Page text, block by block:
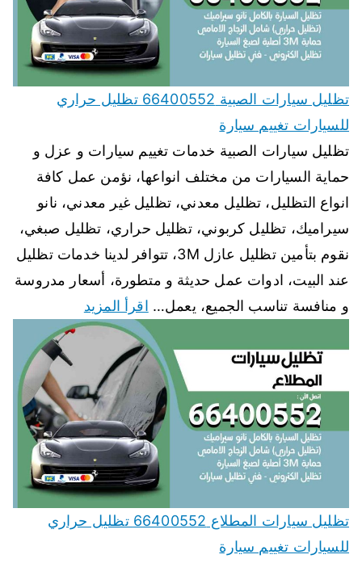
تظليل سيارات الصبية 66400552 تظليل حراري
للسيارات تغييم سيارة
تظليل سيارات الصبية خدمات تغييم سيارات و عزل و
حماية السيارات من مختلف انواعها، نؤمن عمل كافة
انواع التظليل، تظليل معدني، تظليل غير معدني، نانو
سيراميك، تظليل كربوني، تظليل حراري، تظليل صبغي،
نقوم بتأمين تظليل عازل 3M، تتوافر لدينا خدمات تظليل
عند البيت، ادوات عمل حديثة و متطورة، أسعار مدروسة
و منافسة تناسب الجميع، يعمل… اقرأ المزيد
تظليل سيارات المطلاع 66400552 تظليل حراري
للسيارات تغييم سيارة